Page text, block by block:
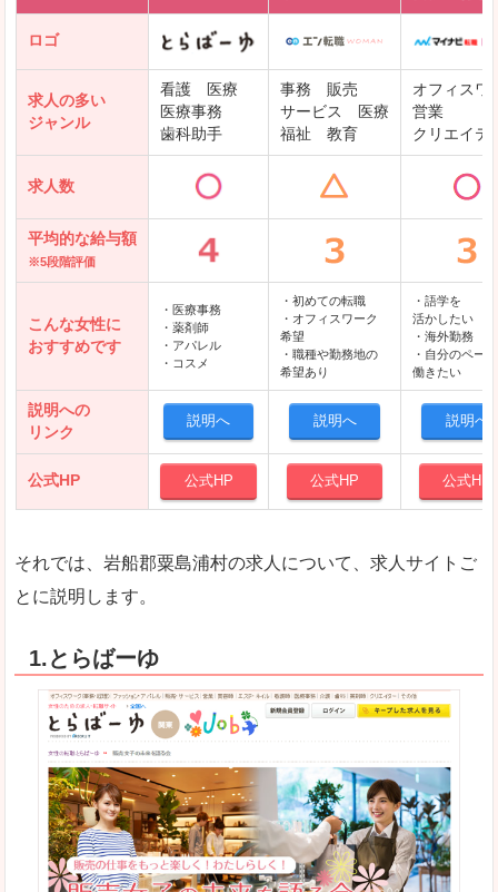
ロゴ
求人の多い
ジャンル
看護 医療
医療事務
歯科助手
事務 販売
サービス 医療
福祉 教育
オフィスワ
営業
クリエイテ
求人数
平均的な給与額
※5段階評価
こんな女性に
おすすめです
・医療事務
・薬剤師
・アパレル
・コスメ
・初めての転職
・オフィスワーク
希望
・職種や勤務地の
希望あり
・語学を
活かしたい
・海外勤務
・自分のペー
働きたい
説明への
リンク
説明へ 説明へ 説明へ
公式HP 公式HP 公式HP 公式HP
それでは、岩船郡粟島浦村の求人について、求人サイトご
とに説明します。
1.とらばーゆ